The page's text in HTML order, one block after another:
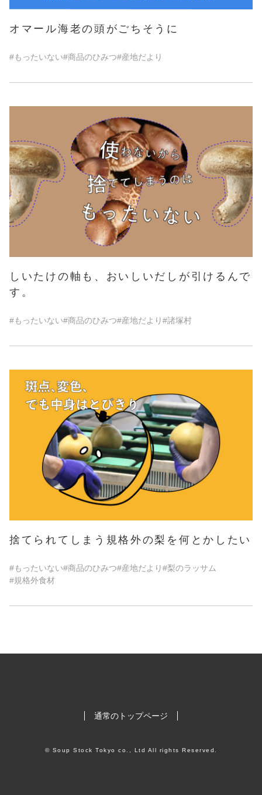
オマール海老の頭がごちそうに
#もったいない#商品のひみつ#産地だより
しいたけの軸も、おいしいだしが引けるんで
す。
#もったいない#商品のひみつ#産地だより#諸塚村
捨てられてしまう規格外の梨を何とかしたい
#もったいない#商品のひみつ#産地だより#梨のラッサム
#規格外食材
通常のトップページ
© Soup Stock Tokyo co., Ltd All rights Reserved.